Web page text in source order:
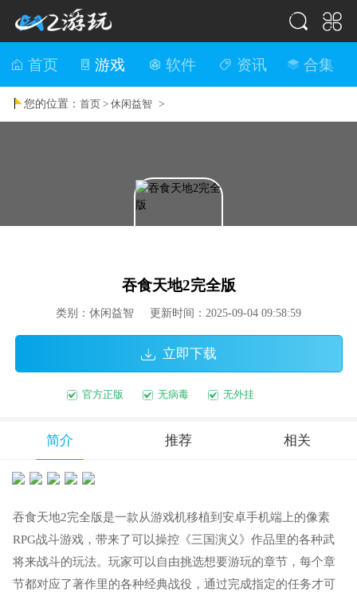
首页 游戏 软件 资讯 合集
您的位置：首页 >休闲益智 >
吞食天地2完全版
类别：休闲益智 更新时间：2025-09-04 09:58:59
立即下载
官方正版 无病毒 无外挂
简介 推荐 相关
吞食天地2完全版是一款从游戏机移植到安卓手机端上的像素
RPG战斗游戏，带来了可以操控《三国演义》作品里的各种武
将来战斗的玩法。玩家可以自由挑选想要游玩的章节，每个章
节都对应了著作里的各种经典战役，通过完成指定的任务才可